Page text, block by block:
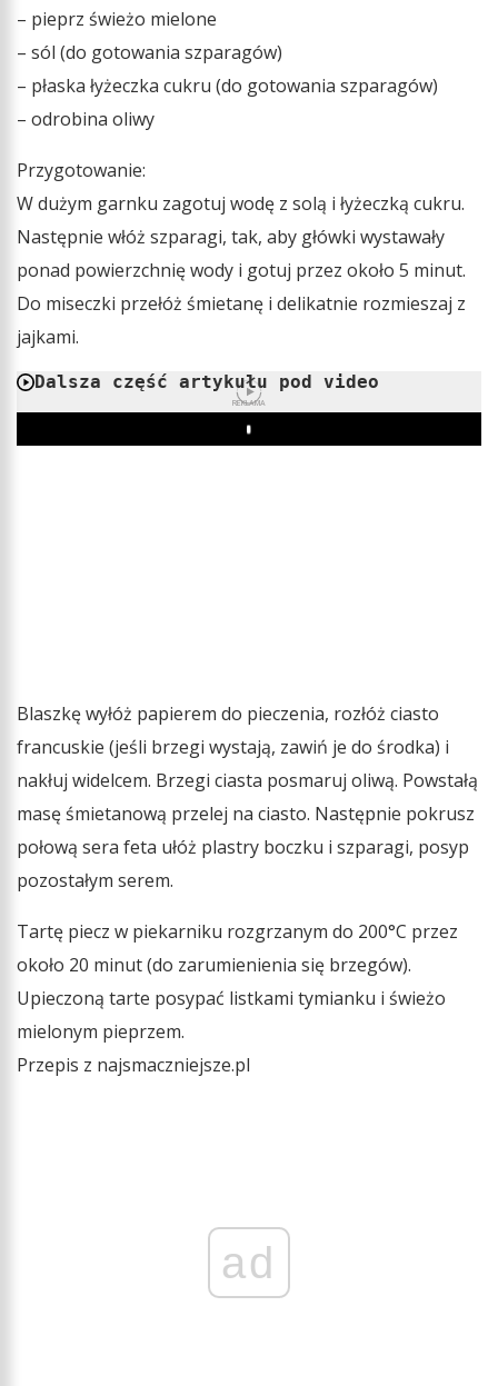
– pieprz świeżo mielone
– sól (do gotowania szparagów)
– płaska łyżeczka cukru (do gotowania szparagów)
– odrobina oliwy
Przygotowanie:
W dużym garnku zagotuj wodę z solą i łyżeczką cukru.
Następnie włóż szparagi, tak, aby główki wystawały
ponad powierzchnię wody i gotuj przez około 5 minut.
Do miseczki przełóż śmietanę i delikatnie rozmieszaj z
jajkami.
Dalsza część artykułu pod video
REKLAMA
Play
Blaszkę wyłóż papierem do pieczenia, rozłóż ciasto
francuskie (jeśli brzegi wystają, zawiń je do środka) i
nakłuj widelcem. Brzegi ciasta posmaruj oliwą. Powstałą
masę śmietanową przelej na ciasto. Następnie pokrusz
połową sera feta ułóż plastry boczku i szparagi, posyp
pozostałym serem.
Tartę piecz w piekarniku rozgrzanym do 200°C przez
około 20 minut (do zarumienienia się brzegów).
Upieczoną tarte posypać listkami tymianku i świeżo
mielonym pieprzem.
Przepis z najsmaczniejsze.pl
ad